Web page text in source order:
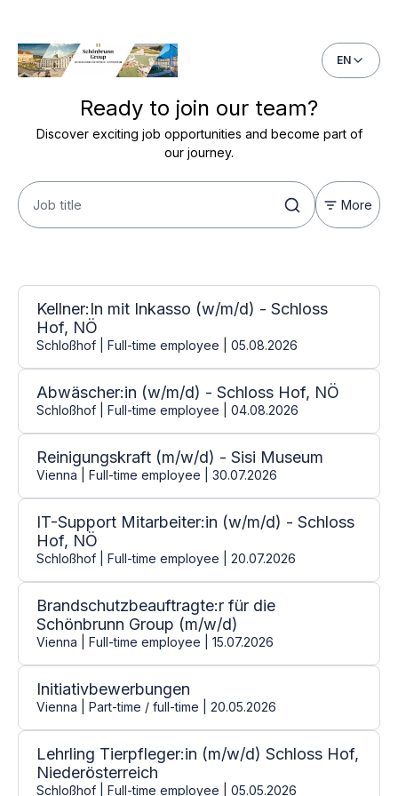
EN
Ready to join our team?
Discover exciting job opportunities and become part of
our journey.
More
Open positions
9 jobs found
Kellner:In mit Inkasso (w/m/d) - Schloss
Hof, NÖ
Schloßhof | Full-time employee | 05.08.2026
Abwäscher:in (w/m/d) - Schloss Hof, NÖ
Schloßhof | Full-time employee | 04.08.2026
Reinigungskraft (m/w/d) - Sisi Museum
Vienna | Full-time employee | 30.07.2026
IT-Support Mitarbeiter:in (w/m/d) - Schloss
Hof, NÖ
Schloßhof | Full-time employee | 20.07.2026
Brandschutzbeauftragte:r für die
Schönbrunn Group (m/w/d)
Vienna | Full-time employee | 15.07.2026
Initiativbewerbungen
Vienna | Part-time / full-time | 20.05.2026
Lehrling Tierpfleger:in (m/w/d) Schloss Hof,
Niederösterreich
Schloßhof | Full-time employee | 05.05.2026